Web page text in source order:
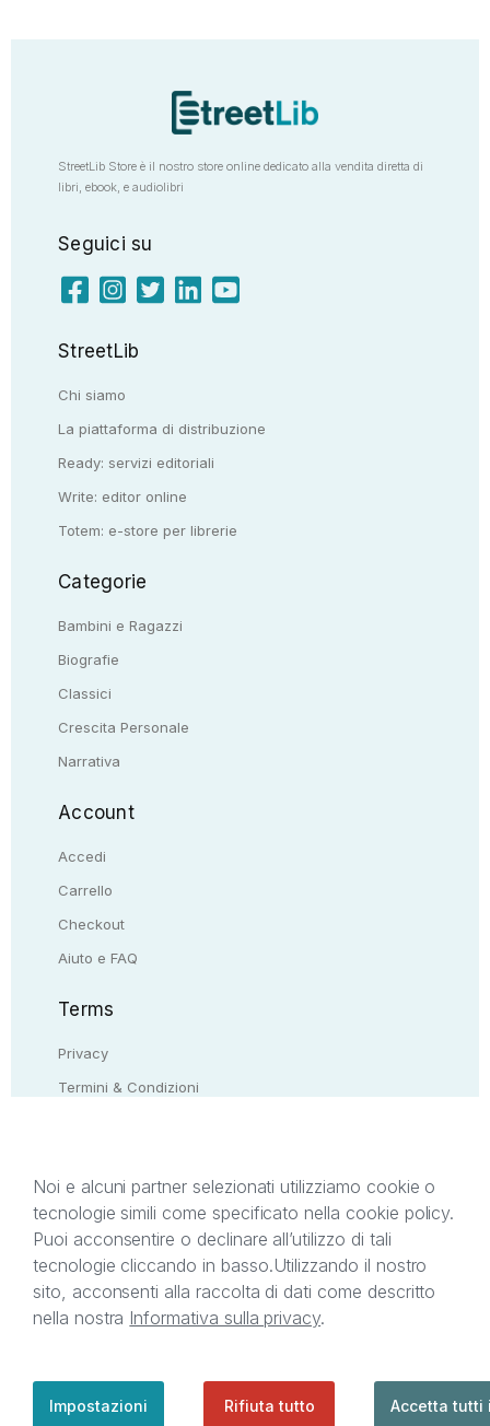
StreetLib Store è il nostro store online dedicato alla vendita diretta di
libri, ebook, e audiolibri
Seguici su
StreetLib
Chi siamo
La piattaforma di distribuzione
Ready: servizi editoriali
Write: editor online
Totem: e-store per librerie
Categorie
Bambini e Ragazzi
Biografie
Classici
Crescita Personale
Narrativa
Account
Accedi
Carrello
Checkout
Aiuto e FAQ
Terms
Privacy
Termini & Condizioni
Il presente sito web è di proprietà di StreetLib S.r.l.
titolare di tutti i diritti di proprietà intellettuale
afferenti ai marchi, loghi e segni distintivi presenti
sul sito web. Si invita l’utente a prendere visione
support@streetlib.com
Noi e alcuni partner selezionati utilizziamo cookie o
tecnologie simili come specificato nella cookie policy.
Puoi acconsentire o declinare all’utilizzo di tali
tecnologie cliccando in basso.Utilizzando il nostro
sito, acconsenti alla raccolta di dati come descritto
nella nostra Informativa sulla privacy.
Impostazioni Rifiuta tutto Accetta tutti